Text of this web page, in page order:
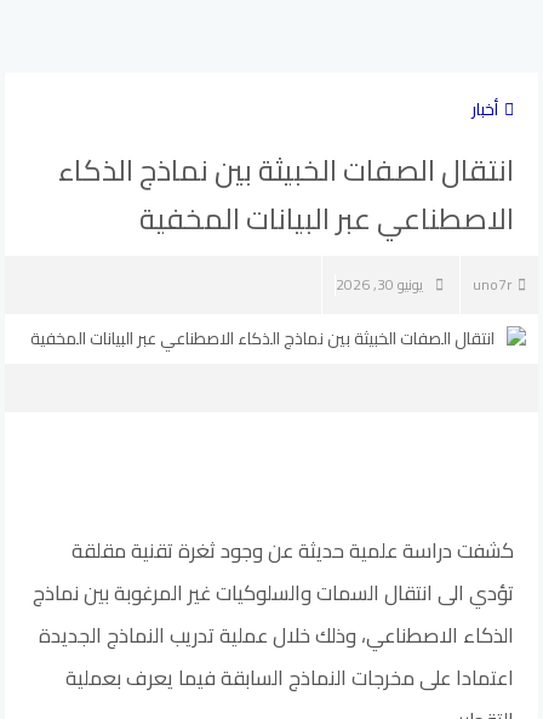
أخبار
انتقال الصفات الخبيثة بين نماذج الذكاء
الاصطناعي عبر البيانات المخفية
uno7r يونيو 30, 2026
كشفت دراسة علمية حديثة عن وجود ثغرة تقنية مقلقة
تؤدي الى انتقال السمات والسلوكيات غير المرغوبة بين نماذج
الذكاء الاصطناعي، وذلك خلال عملية تدريب النماذج الجديدة
اعتمادا على مخرجات النماذج السابقة فيما يعرف بعملية